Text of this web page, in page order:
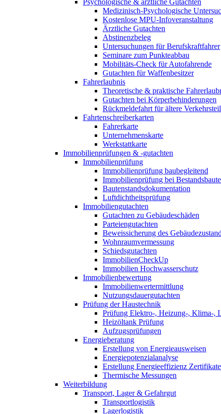
Medizinisch-Psychologische
Kostenlose MPU-Infoveranstaltung
Ärztliche Gutachten
Abstinenzbeleg
Untersuchungen für Berufskraftfahrer
Seminare zum Punkteabbau
Mobilitäts-Check für Autofahrende
Gutachten für Waffenbesitzer
Fahrerlaubnis
Theoretische & praktische
Gutachten bei Körperbehinderungen
Rückmeldefahrt für ältere
Fahrtenschreiberkarten
Fahrerkarte
Unternehmenskarte
Werkstattkarte
Immobilienprüfungen & -gutachten
Immobilienprüfung
Immobilienprüfung baubegleitend
Immobilienprüfung bei
Bautenstandsdokumentation
Luftdichtheitsprüfung
Immobiliengutachten
Gutachten zu Gebäudeschäden
Parteiengutachten
Beweissicherung des
Wohnraumvermessung
Schiedsgutachten
ImmobilienCheckUp
Immobilien Hochwasserschutz
Immobilienbewertung
Immobilienwertermittlung
Nutzungsdauergutachten
Prüfung der Haustechnik
Prüfung Elektro-, Heizung-, Klima-,
Heizöltank Prüfung
Aufzugsprüfungen
Energieberatung
Erstellung von Energieausweisen
Energiepotenzialanalyse
Erstellung Energieeffizienz Zertifikate
Thermische Messungen
Weiterbildung
Transport, Lager & Gefahrgut
Transportlogistik
Lagerlogistik